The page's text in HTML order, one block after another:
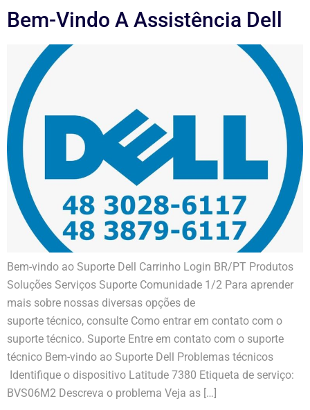
Bem-Vindo A Assistência Dell
Bem-vindo ao Suporte Dell Carrinho Login BR/PT Produtos
Soluções Serviços Suporte Comunidade 1/2 Para aprender
mais sobre nossas diversas opções de
suporte técnico, consulte Como entrar em contato com o
suporte técnico. Suporte Entre em contato com o suporte
técnico Bem-vindo ao Suporte Dell Problemas técnicos
Identifique o dispositivo Latitude 7380 Etiqueta de serviço:
BVS06M2 Descreva o problema Veja as […]